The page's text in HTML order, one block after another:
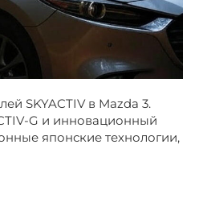
SKYACTIV в Mazda 3.
G и инновационный
японские технологии,